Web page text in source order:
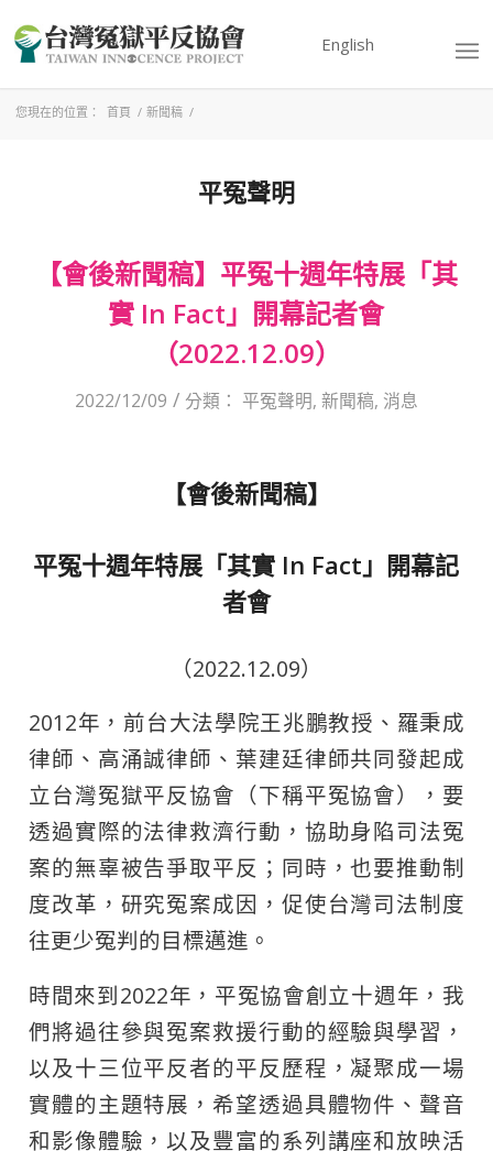
English
您現在的位置： 首頁 / 新聞稿 /
平冤聲明
【會後新聞稿】平冤十週年特展「其
實 In Fact」開幕記者會
（2022.12.09）
2022/12/09 / 分類： 平冤聲明, 新聞稿, 消息
【會後新聞稿】
平冤十週年特展「其實 In Fact」開幕記
者會
（2022.12.09）
2012年，前台大法學院王兆鵬教授、羅秉成
律師、高涌誠律師、葉建廷律師共同發起成
立台灣冤獄平反協會（下稱平冤協會），要
透過實際的法律救濟行動，協助身陷司法冤
案的無辜被告爭取平反；同時，也要推動制
度改革，研究冤案成因，促使台灣司法制度
往更少冤判的目標邁進。
時間來到2022年，平冤協會創立十週年，我
們將過往參與冤案救援行動的經驗與學習，
以及十三位平反者的平反歷程，凝聚成一場
實體的主題特展，希望透過具體物件、聲音
和影像體驗，以及豐富的系列講座和放映活